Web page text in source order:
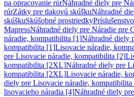
na opracovanie rúrNáhradné diely pre
rúrZátky pre tlakovú skúškuNáhradné
skúškuSkúšobné prostriedkyPríslušenstvo
MapressNáhradné diely pre Náradie pre
náradie, kompatibilita [1]Náhradné diely
kompatibilita [1]Lisovacie náradie,
pre Lisovacie náradie, kompatibilita [2]
kompatibilita [2XL]Náhradné diely pre
kompatibilita [2XL]Lisovacie náradie,
diely pre Lisovacie náradie,
lisovacieho náradia [4]Náhradné diely